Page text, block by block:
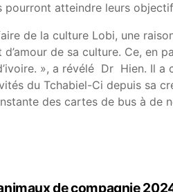
atteindre leurs
de la culture Lobi, une
de sa culture. Ce, en
», a révélé Dr Hien. Il
du Tchabiel-Ci depuis sa
des cartes de bus à de
de compagnie